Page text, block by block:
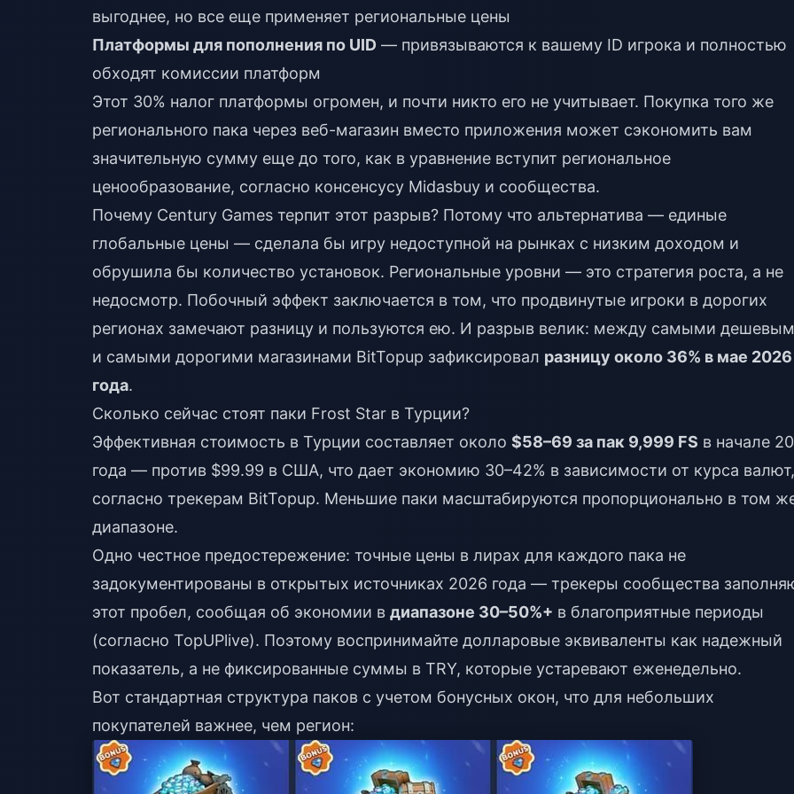
выгоднее, но все еще применяет региональные цены
Платформы для пополнения по UID — привязываются к вашему ID игрока и полностью
обходят комиссии платформ
Этот 30% налог платформы огромен, и почти никто его не учитывает. Покупка того же
регионального пака через веб-магазин вместо приложения может сэкономить вам
значительную сумму еще до того, как в уравнение вступит региональное
ценообразование, согласно консенсусу Midasbuy и сообщества.
Почему Century Games терпит этот разрыв? Потому что альтернатива — единые
глобальные цены — сделала бы игру недоступной на рынках с низким доходом и
обрушила бы количество установок. Региональные уровни — это стратегия роста, а не
недосмотр. Побочный эффект заключается в том, что продвинутые игроки в дорогих
регионах замечают разницу и пользуются ею. И разрыв велик: между самыми
и самыми дорогими магазинами BitTopup зафиксировал разницу около 36% в мае 2026
года.
Сколько сейчас стоят паки Frost Star в Турции?
Эффективная стоимость в Турции составляет около $58–69 за пак 9,999 FS в начале
года — против $99.99 в США, что дает экономию 30–42% в зависимости от курса валют,
согласно трекерам BitTopup. Меньшие паки масштабируются пропорционально в том
диапазоне.
Одно честное предостережение: точные цены в лирах для каждого пака не
задокументированы в открытых источниках 2026 года — трекеры сообщества
этот пробел, сообщая об экономии в диапазоне 30–50%+ в благоприятные периоды
(согласно TopUPlive). Поэтому воспринимайте долларовые эквиваленты как надежный
показатель, а не фиксированные суммы в TRY, которые устаревают еженедельно.
Вот стандартная структура паков с учетом бонусных окон, что для небольших
покупателей важнее, чем регион: